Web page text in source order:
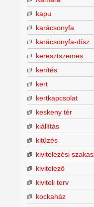
kapu
karácsonyfa
karácsonyfa-dísz
keresztszemes
kerítés
kert
kertkapcsolat
keskeny tér
kiállítás
kitűzés
kivitelezési
kivitelező
kiviteli terv
kockaház